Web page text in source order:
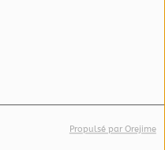
Propulsé par Orejime